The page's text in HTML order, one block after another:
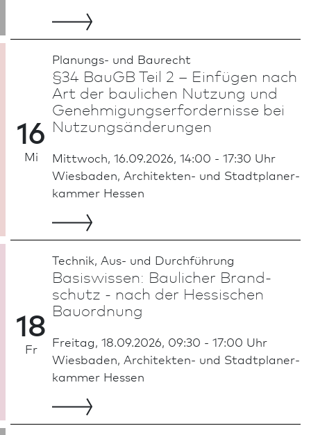
16
Mi
Planungs- und Baurecht
§34 BauGB Teil 2 – Einfügen nach
Art der baulichen Nutzung und
Genehmigungserfordernisse bei
Nutzungsänderungen
Mittwoch, 16.09.2026, 14:00 - 17:30 Uhr
Wies­ba­den, Architekten- und Stadt­planer­
kammer Hessen
18
Fr
Technik, Aus- und Durch­führung
Basiswissen: Baulicher Brand­
schutz - nach der Hessischen
Bau­ordnung
Freitag, 18.09.2026, 09:30 - 17:00 Uhr
Wies­ba­den, Architekten- und Stadt­planer­
kammer Hessen